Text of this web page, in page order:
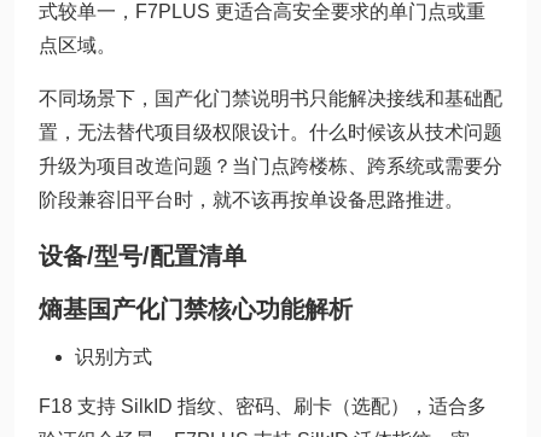
式较单一，F7PLUS 更适合高安全要求的单门点或重
点区域。
不同场景下，国产化门禁说明书只能解决接线和基础配
置，无法替代项目级权限设计。什么时候该从技术问题
升级为项目改造问题？当门点跨楼栋、跨系统或需要分
阶段兼容旧平台时，就不该再按单设备思路推进。
设备/型号/配置清单
熵基国产化门禁核心功能解析
识别方式
F18 支持 SilkID 指纹、密码、刷卡（选配），适合多